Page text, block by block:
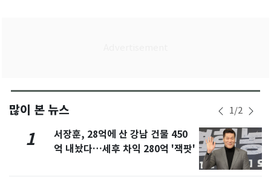
많이 본 뉴스 1/2
1
서장훈, 28억에 산 강남 건물 450
억 내놨다…세후 차익 280억 '잭팟'